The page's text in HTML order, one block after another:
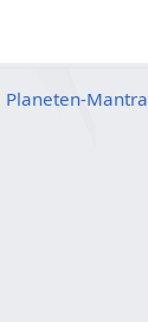
Planeten-Mantra